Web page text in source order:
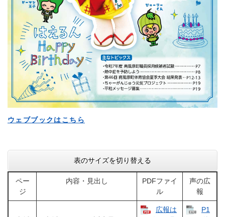
ウェブブックはこちら
表のサイズを切り替える
ペー
ジ
内容・見出し
PDFファイ
ル
声の広
報
広報は
P1